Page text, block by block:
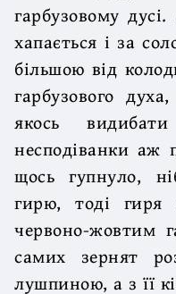
гарбузовому
хапається і за
більшою від
гарбузового
якось
несподіванки аж
щось гупнуло,
гирю, тоді гиря
червоно-жовтим
самих зернят
лушпиною, а з її